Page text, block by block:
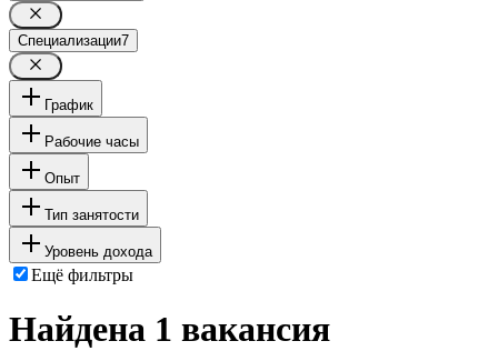
Специализации7
График
Рабочие часы
Опыт
Тип занятости
Уровень дохода
Ещё фильтры
Найдена 1 вакансия